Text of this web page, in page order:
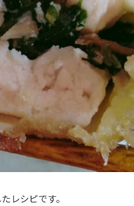
レシピです。